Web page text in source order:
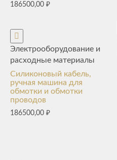
186500,00 ₽
Электрооборудование и
расходные материалы
Силиконовый кабель,
ручная машина для
обмотки и обмотки
проводов
186500,00 ₽